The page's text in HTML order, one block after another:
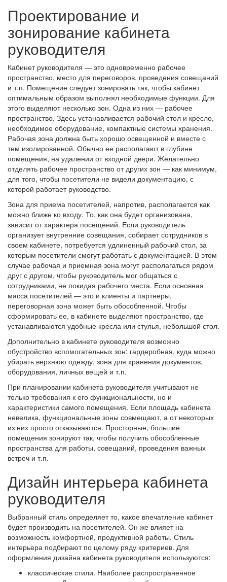
Проектирование и
зонирование кабинета
руководителя
Кабинет руководителя — это одновременно рабочее
пространство, место для переговоров, проведения совещаний
и т.п. Помещение следует зонировать так, чтобы кабинет
оптимальным образом выполнял необходимые функции. Для
этого выделяют несколько зон. Одна из них — рабочее
пространство. Здесь устанавливается рабочий стол и кресло,
необходимое оборудование, компактные системы хранения.
Рабочая зона должна быть хорошо освещенной и вместе с
тем изолированной. Обычно ее располагают в глубине
помещения, на удалении от входной двери. Желательно
отделять рабочее пространство от других зон — как минимум,
для того, чтобы посетители не видели документацию, с
которой работает руководство.
Зона для приема посетителей, напротив, располагается как
можно ближе ко входу. То, как она будет организована,
зависит от характера посещений. Если руководитель
организует внутренние совещания, собирает сотрудников в
своем кабинете, потребуется удлиненный рабочий стол, за
которым посетители смогут работать с документацией. В этом
случае рабочая и приемная зона могут располагаться рядом
друг с другом, чтобы руководитель мог общаться с
сотрудниками, не покидая рабочего места. Если основная
масса посетителей — это и клиенты и партнеры,
переговорная зона может быть обособленной. Чтобы
сформировать ее, в кабинете выделяют пространство, где
устанавливаются удобные кресла или стулья, небольшой стол.
Дополнительно в кабинете руководителя возможно
обустройство вспомогательных зон: гардеробная, куда можно
убирать верхнюю одежду, зона для хранения документов,
оборудования, личных вещей и т.п.
При планировании кабинета руководителя учитывают не
только требования к его функциональности, но и
характеристики самого помещения. Если площадь кабинета
невелика, функциональные зоны совмещают, а от некоторых
из них просто отказываются. Просторные, большие
помещения зонируют так, чтобы получить обособленные
пространства для работы, совещаний, проведения важных
встреч и т.п.
Дизайн интерьера кабинета
руководителя
Выбранный стиль определяет то, какое впечатление кабинет
будет производить на посетителей. Он же влияет на
возможность комфортной, продуктивной работы. Стиль
интерьера подбирают по целому ряду критериев. Для
оформления дизайна кабинета руководителя используются:
классические стили. Наиболее распространенное